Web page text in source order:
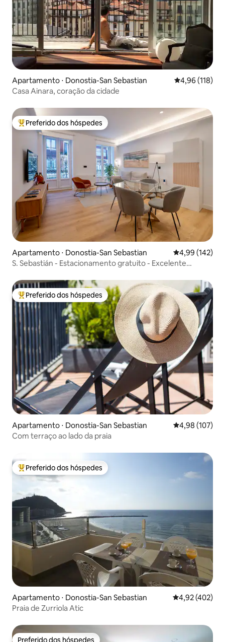
Apartamento ⋅ Donostia-San Sebastian 4,96 de uma
4,96 (118)
Casa Ainara, coração da cidade
Entre os melhores preferidos dos hóspedes
Preferido dos hóspedes
Apartamento ⋅ Donostia-San Sebastian 4,99 de uma
4,99 (142)
S. Sebastián - Estacionamento gratuito - Excelente
Entre os melhores preferidos dos hóspedes
Preferido dos hóspedes
Apartamento ⋅ Donostia-San Sebastian 4,98 de uma
4,98 (107)
Com terraço ao lado da praia
Entre os melhores preferidos dos hóspedes
Preferido dos hóspedes
Apartamento ⋅ Donostia-San Sebastian 4,92 de uma
4,92 (402)
Praia de Zurriola Atic